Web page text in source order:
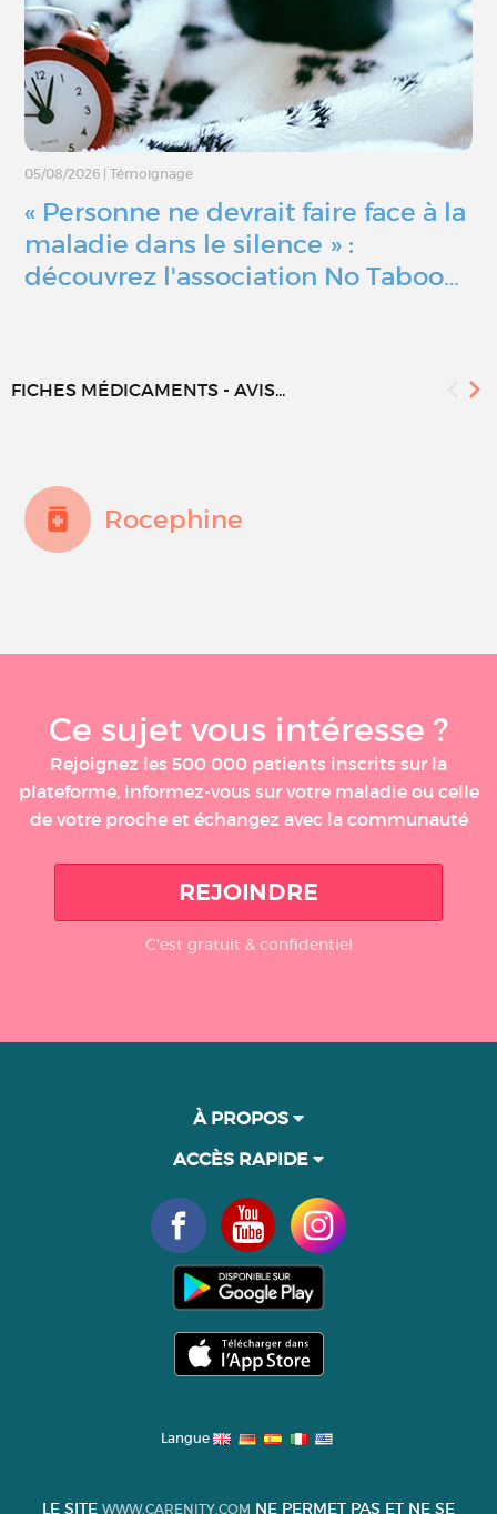
05/08/2026 | Témoignage
« Personne ne devrait faire face à la
maladie dans le silence » :
découvrez l'association No Taboo…
FICHES MÉDICAMENTS - AVIS...
Rocephine
Ce sujet vous intéresse ?
Rejoignez les 500 000 patients inscrits sur la
plateforme, informez-vous sur votre maladie ou celle
de votre proche et échangez avec la communauté
REJOINDRE
C'est gratuit & confidentiel
À PROPOS
ACCÈS RAPIDE
Langue
LE SITE WWW.CARENITY.COM NE PERMET PAS ET NE SE